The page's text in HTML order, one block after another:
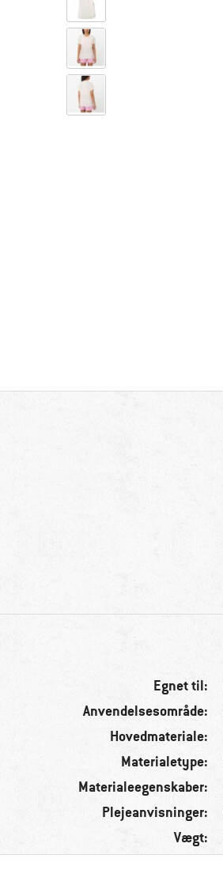
Egnet til:
Anvendelsesområde:
Hovedmateriale:
Materialetype:
Materialeegenskaber:
Plejeanvisninger:
Vægt: